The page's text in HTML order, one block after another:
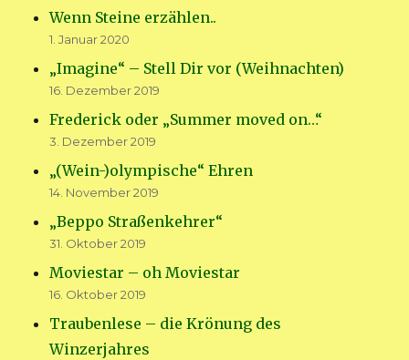
Wenn Steine erzählen..
1. Januar 2020
„Imagine“ – Stell Dir vor (Weihnachten)
16. Dezember 2019
Frederick oder „Summer moved on…“
3. Dezember 2019
„(Wein-)olympische“ Ehren
14. November 2019
„Beppo Straßenkehrer“
31. Oktober 2019
Moviestar – oh Moviestar
16. Oktober 2019
Traubenlese – die Krönung des
Winzerjahres